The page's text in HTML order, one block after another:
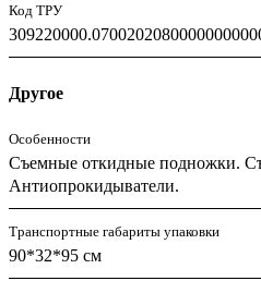
Код ТРУ
Другое
Особенности
Съемные откидные подножки.
Антиопрокидыватели.
Транспортные габариты упаковки
90*32*95 см